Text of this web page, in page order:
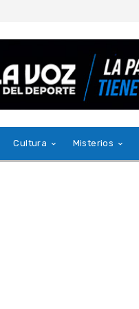
Cultura Misterios